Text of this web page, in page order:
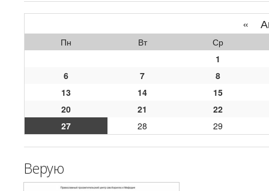
«
Пн Вт
Ср
1
6
7
8
13
14
15
20
21
22
27
28 29
Верую